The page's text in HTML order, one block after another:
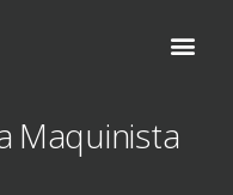
Maquinista